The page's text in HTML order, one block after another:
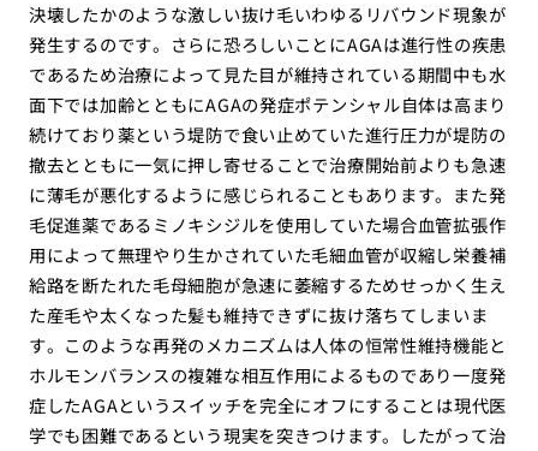
決壊したかのような激しい抜け毛いわゆるリバウンド現象が
発生するのです。さらに恐ろしいことにAGAは進行性の疾患
であるため治療によって見た目が維持されている期間中も水
面下では加齢とともにAGAの発症ポテンシャル自体は高まり
続けており薬という堤防で食い止めていた進行圧力が堤防の
撤去とともに一気に押し寄せることで治療開始前よりも急速
に薄毛が悪化するように感じられることもあります。また発
毛促進薬であるミノキシジルを使用していた場合血管拡張作
用によって無理やり生かされていた毛細血管が収縮し栄養補
給路を断たれた毛母細胞が急速に萎縮するためせっかく生え
た産毛や太くなった髪も維持できずに抜け落ちてしまいま
す。このような再発のメカニズムは人体の恒常性維持機能と
ホルモンバランスの複雑な相互作用によるものであり一度発
症したAGAというスイッチを完全にオフにすることは現代医
学でも困難であるという現実を突きつけます。したがって治